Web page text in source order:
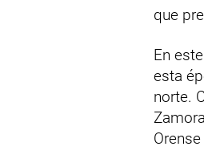
que
En
esta
norte.